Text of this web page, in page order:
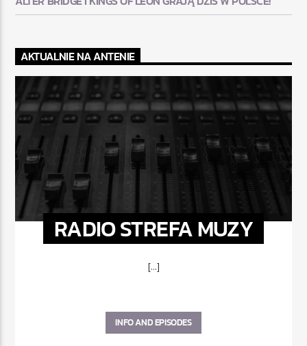
AKTUALNIE NA ANTENIE
RADIO STREFA MUZY
[...]
INFO AND EPISODES